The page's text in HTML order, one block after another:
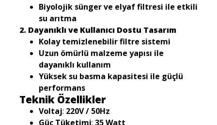
Biyolojik sünger ve elyaf filtresi ile etkili
su arıtma
2. Dayanıklı ve Kullanıcı Dostu Tasarım
Kolay temizlenebilir filtre sistemi
Uzun ömürlü malzeme yapısı ile
dayanıklı kullanım
Yüksek su basma kapasitesi ile güçlü
performans
Teknik Özellikler
Voltaj: 220V / 50Hz
Güç Tüketimi: 35 Watt